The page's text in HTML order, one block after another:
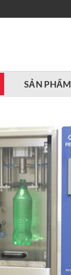
SẢN PHẨM